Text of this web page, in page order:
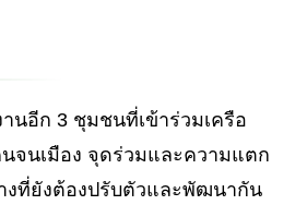
นอีก 3 ชุมชนที่เข้าร่วมเครือ
จนเมือง จุดร่วมและความแตก
งที่ยังต้องปรับตัวและพัฒนากัน